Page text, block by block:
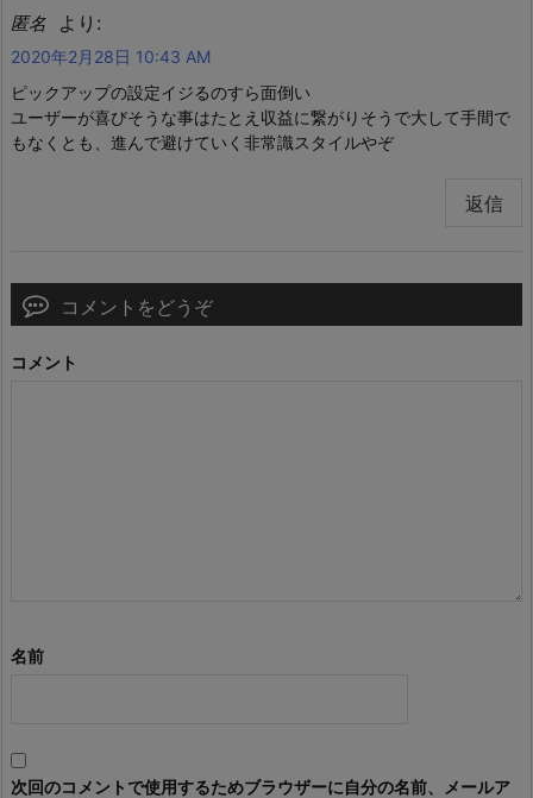
匿名 より:
2020年2月28日 10:43 AM
ピックアップの設定イジるのすら面倒い
ユーザーが喜びそうな事はたとえ収益に繋がりそうで大して手間で
もなくとも、進んで避けていく非常識スタイルやぞ
返信
コメントをどうぞ
コメント
名前
次回のコメントで使用するためブラウザーに自分の名前、メールア